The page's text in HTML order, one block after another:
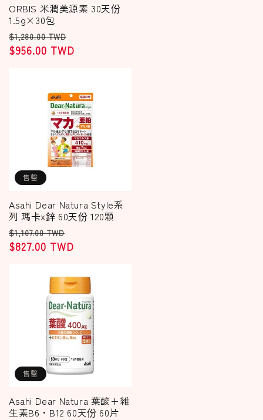
ORBIS 米潤美源素 30天份
1.5g×30包
定
價
$1,280.00 TWD
價
$956.00 TWD
售罄
Asahi Dear Natura Style系
列 瑪卡x鋅 60天份 120顆
定
價
$1,107.00 TWD
價
$827.00 TWD
售罄
Asahi Dear Natura 葉酸+維
生素B6・B12 60天份 60片